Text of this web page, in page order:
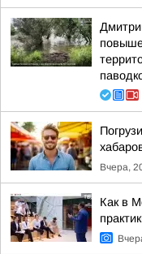
Вчера,
Как в